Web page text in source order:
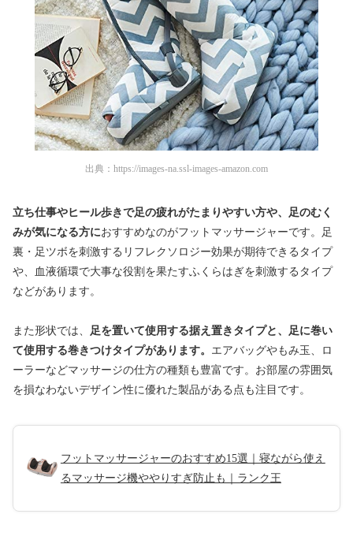
出典： https://images-na.ssl-images-amazon.com
立ち仕事やヒール歩きで足の疲れがたまりやすい方や、足のむく
みが気になる方におすすめなのがフットマッサージャーです。足
裏・足ツボを刺激するリフレクソロジー効果が期待できるタイプ
や、血液循環で大事な役割を果たすふくらはぎを刺激するタイプ
などがあります。
また形状では、
足を置いて使用する据え置きタイプと、足に巻い
て使用する巻きつけタイプがあります。 エアバッグやもみ玉、ロ
ーラーなどマッサージの仕方の種類も豊富です。お部屋の雰囲気
を損なわないデザイン性に優れた製品がある点も注目です。
フットマッサージャーのおすすめ15選｜寝ながら使え
るマッサージ機ややりすぎ防止も｜ランク王